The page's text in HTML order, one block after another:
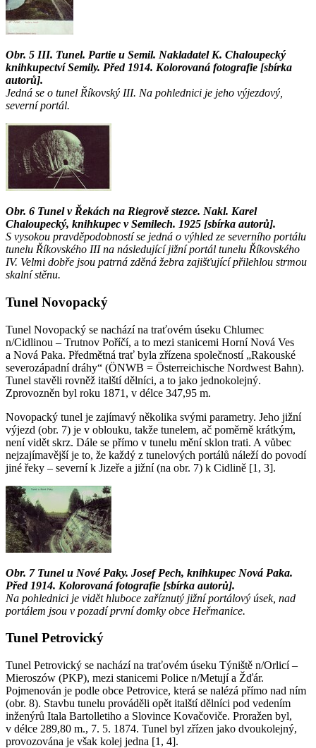
Obr. 5 III. Tunel. Partie u Semil. Nakladatel K. Chaloupecký
knihkupectví Semily. Před 1914. Kolorovaná fotografie [sbírka
autorů].
Jedná se o tunel Říkovský III. Na pohlednici je jeho výjezdový,
severní portál.
Obr. 6 Tunel v Řekách na Riegrově stezce. Nakl. Karel
Chaloupecký, knihkupec v Semilech. 1925 [sbírka autorů].
S vysokou pravděpodobností se jedná o výhled ze severního portálu
tunelu Říkovského III na následující jižní portál tunelu Říkovského
IV. Velmi dobře jsou patrná zděná žebra zajišťující přilehlou strmou
skalní stěnu.
Tunel Novopacký
Tunel Novopacký se nachází na traťovém úseku Chlumec
n/Cidlinou – Trutnov Poříčí, a to mezi stanicemi Horní Nová Ves
a Nová Paka. Předmětná trať byla zřízena společností „Rakouské
severozápadní dráhy“ (ÖNWB = Österreichische Nordwest Bahn).
Tunel stavěli rovněž italští dělníci, a to jako jednokolejný.
Zprovozněn byl roku 1871, v délce 347,95 m.
Novopacký tunel je zajímavý několika svými parametry. Jeho jižní
výjezd (obr. 7) je v oblouku, takže tunelem, ač poměrně krátkým,
není vidět skrz. Dále se přímo v tunelu mění sklon trati. A vůbec
nejzajímavější je to, že každý z tunelových portálů náleží do povodí
jiné řeky – severní k Jizeře a jižní (na obr. 7) k Cidlině [1, 3].
Obr. 7 Tunel u Nové Paky. Josef Pech, knihkupec Nová Paka.
Před 1914. Kolorovaná fotografie [sbírka autorů].
Na pohlednici je vidět hluboce zaříznutý jižní portálový úsek, nad
portálem jsou v pozadí první domky obce Heřmanice.
Tunel Petrovický
Tunel Petrovický se nachází na traťovém úseku Týniště n/Orlicí –
Mieroszów (PKP), mezi stanicemi Police n/Metují a Žďár.
Pojmenován je podle obce Petrovice, která se nalézá přímo nad ním
(obr. 8). Stavbu tunelu prováděli opět italští dělníci pod vedením
inženýrů Itala Bartolletiho a Slovince Kovačoviče. Proražen byl,
v délce 289,80 m., 7. 5. 1874. Tunel byl zřízen jako dvoukolejný,
provozována je však kolej jedna [1, 4].